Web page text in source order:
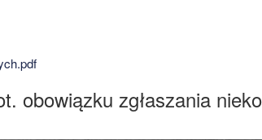
obowiązku zgłaszania